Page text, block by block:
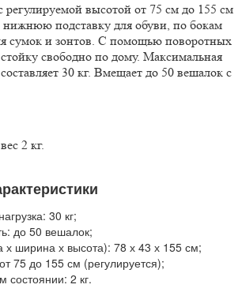
регулируемой высотой от 75 см до 155 см
нижнюю подставку для обуви, по бокам
сумок и зонтов. С помощью поворотных
свободно по дому. Максимальная
30 кг. Вмещает до 50 вешалок с
2 кг.
30 кг;
до 50 вешалок;
ширина х высота): 78 х 43 х 155 см;
75 до 155 см (регулируется);
состоянии: 2 кг.